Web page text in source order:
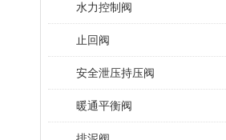
水力控制阀
止回阀
安全泄压持压阀
暖通平衡阀